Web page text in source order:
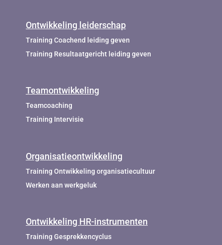
Ontwikkeling leiderschap
Training Coachend leiding geven
Training Resultaatgericht leiding geven
Teamontwikkeling
Teamcoaching
Training Intervisie
Organisatieontwikkeling
Training Ontwikkeling organisatiecultuur
Werken aan werkgeluk
Ontwikkeling HR-instrumenten
Training Gesprekkencyclus